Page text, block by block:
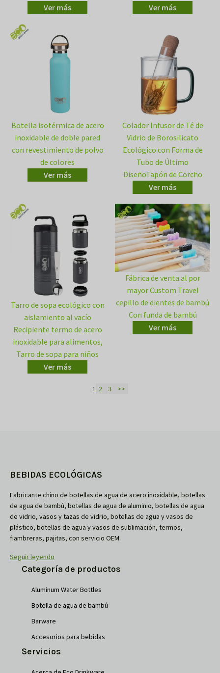
Ver más
Ver más
Botella isotérmica de acero
inoxidable de doble pared
con revestimiento de polvo
de colores
Ver más
Colador Infusor de Té de
Vidrio de Borosilicato
Ecológico con Forma de
Tubo de Último
DiseñoTapón de Corcho
Ver más
Tarro de sopa ecológico con
aislamiento al vacío
Recipiente termo de acero
inoxidable para alimentos,
Tarro de sopa para niños
Ver más
Fábrica de venta al por
mayor Custom Travel
cepillo de dientes de bambú
Con funda de bambú
Ver más
1 2 3 >>
BEBIDAS ECOLÓGICAS
Fabricante chino de botellas de agua de acero inoxidable, botellas
de agua de bambú, botellas de agua de aluminio, botellas de agua
de vidrio, vasos y tazas de vidrio, botellas de agua y vasos de
plástico, botellas de agua y vasos de sublimación, termos,
fiambreras, pajitas, con servicio OEM.
Seguir leyendo
Categoría de productos
Aluminum Water Bottles
Botella de agua de bambú
Barware
Accesorios para bebidas
Servicios